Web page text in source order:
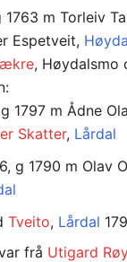
1763 m Torleiv
Espetveit,
, Høydalsmo
1797 m Ådne
Skatter, Lårdal
g 1790 m Olav
Tveito, Lårdal
frå Utigard